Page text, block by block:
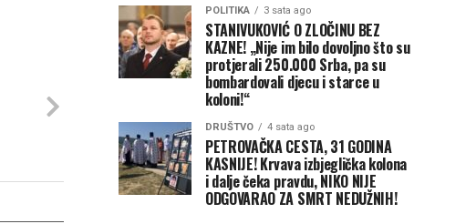
POLITIKA 3 sata ago
STANIVUKOVIĆ O ZLOČINU BEZ
KAZNE! „Nije im bilo dovoljno što su
protjerali 250.000 Srba, pa su
bombardovali djecu i starce u
koloni!“
DRUŠTVO 4 sata ago
PETROVAČKA CESTA, 31 GODINA
KASNIJE! Krvava izbjeglička kolona
i dalje čeka pravdu, NIKO NIJE
ODGOVARAO ZA SMRT NEDUŽNIH!